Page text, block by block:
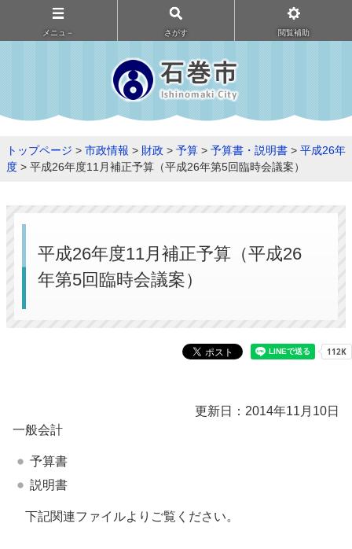
メニュ－ さがす 閲覧補助
トップページ > 市政情報 > 財政 > 予算 > 予算書・説明書 > 平成26年
度 > 平成26年度11月補正予算（平成26年第5回臨時会議案）
平成26年度11月補正予算（平成26
年第5回臨時会議案）
更新日：2014年11月10日
一般会計
予算書
説明書
下記関連ファイルよりご覧ください。